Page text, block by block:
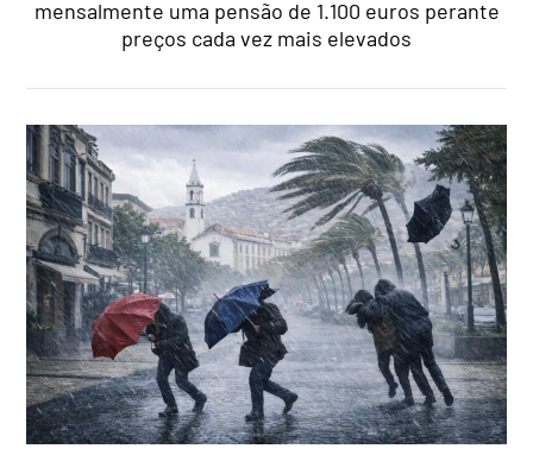
mensalmente uma pensão de 1.100 euros perante
preços cada vez mais elevados